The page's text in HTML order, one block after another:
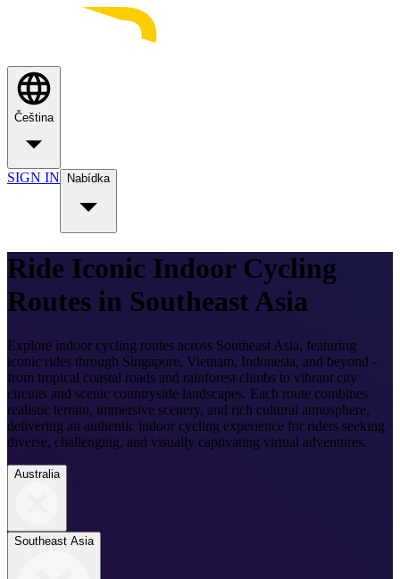
Čeština
SIGN IN Nabídka
Ride Iconic Indoor Cycling
Routes in Southeast Asia
Explore indoor cycling routes across Southeast Asia, featuring
iconic rides through Singapore, Vietnam, Indonesia, and beyond -
from tropical coastal roads and rainforest climbs to vibrant city
circuits and scenic countryside landscapes. Each route combines
realistic terrain, immersive scenery, and rich cultural atmosphere,
delivering an authentic indoor cycling experience for riders seeking
diverse, challenging, and visually captivating virtual adventures.
Australia
Southeast Asia